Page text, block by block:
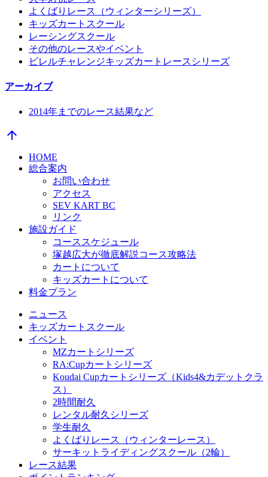
よくばりレース（ウィンターシリーズ）
キッズカートスクール
レーシングスクール
その他のレースやイベント
ビレルチャレンジキッズカートレースシリーズ
アーカイブ
2014年までのレース結果など
arrow_upward
HOME
総合案内
お問い合わせ
アクセス
SEV KART BC
リンク
施設ガイド
コーススケジュール
塚越広大が徹底解説コース攻略法
カートについて
キッズカートについて
料金プラン
ニュース
キッズカートスクール
イベント
MZカートシリーズ
RA:Cupカートシリーズ
Koudai Cupカートシリーズ（Kids4&カデットクラ
ス）
2時間耐久
レンタル耐久シリーズ
学生耐久
よくばりレース（ウィンターレース）
サーキットライディングスクール（2輪）
レース結果